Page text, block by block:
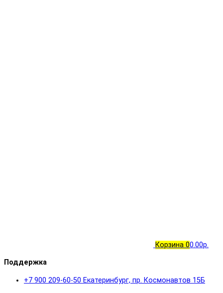
Корзина 00.00р.
Поддержка
+7 900 209-60-50 Екатеринбург, пр. Космонавтов 15Б